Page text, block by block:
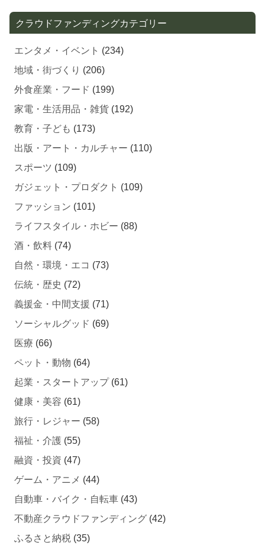
クラウドファンディングカテゴリー
エンタメ・イベント (234)
地域・街づくり (206)
外食産業・フード (199)
家電・生活用品・雑貨 (192)
教育・子ども (173)
出版・アート・カルチャー (110)
スポーツ (109)
ガジェット・プロダクト (109)
ファッション (101)
ライフスタイル・ホビー (88)
酒・飲料 (74)
自然・環境・エコ (73)
伝統・歴史 (72)
義援金・中間支援 (71)
ソーシャルグッド (69)
医療 (66)
ペット・動物 (64)
起業・スタートアップ(61)
健康・美容 (61)
旅行・レジャー (58)
福祉・介護 (55)
融資・投資 (47)
ゲーム・アニメ (44)
自動車・バイク・自転車 (43)
不動産クラウドファンディング (42)
ふるさと納税 (35)